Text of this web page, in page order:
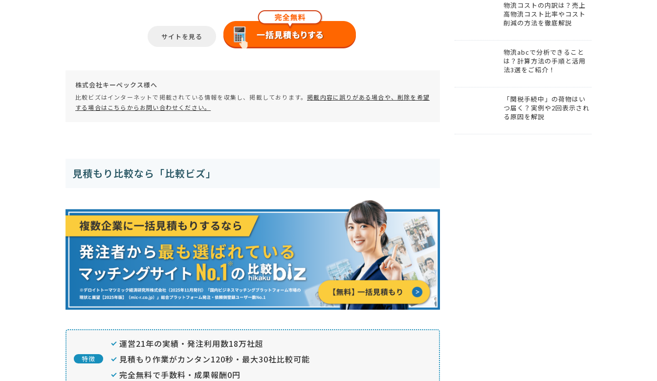
サイトを見る
株式会社キーペックス様へ
比較ビズはインターネットで掲載されている情報を収集し、掲載しております。掲載内容に誤りがある場合や、削除を希望
する場合はこちらからお問い合わせください。
見積もり比較なら「比較ビズ」
特徴
運営21年の実績・発注利用数18万社超
見積もり作業がカンタン120秒・最大30社比較可能
完全無料で手数料・成果報酬0円
物流コストの内訳は？売上
高物流コスト比率やコスト
削減の方法を徹底解説
物流abcで分析できること
は？計算方法の手順と活用
法3選をご紹介！
「関税手続中」の荷物はい
つ届く？実例や2回表示され
る原因を解説